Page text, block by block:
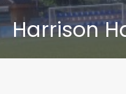
Harrison